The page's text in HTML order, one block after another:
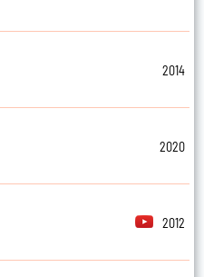
2014
2020
2012